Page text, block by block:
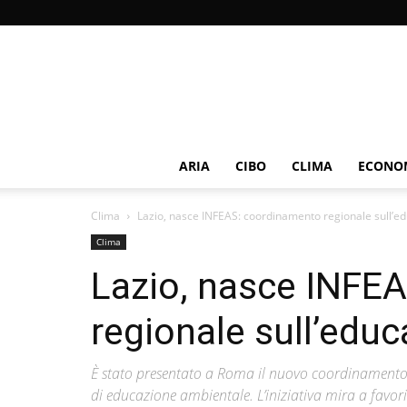
ARIA CIBO CLIMA
Clima Lazio, nasce INFEAS: coordinamento regionale
Clima
Lazio, nasce
regionale
È stato presentato a Roma il nuovo
di educazione ambientale. L’iniziativa mira a